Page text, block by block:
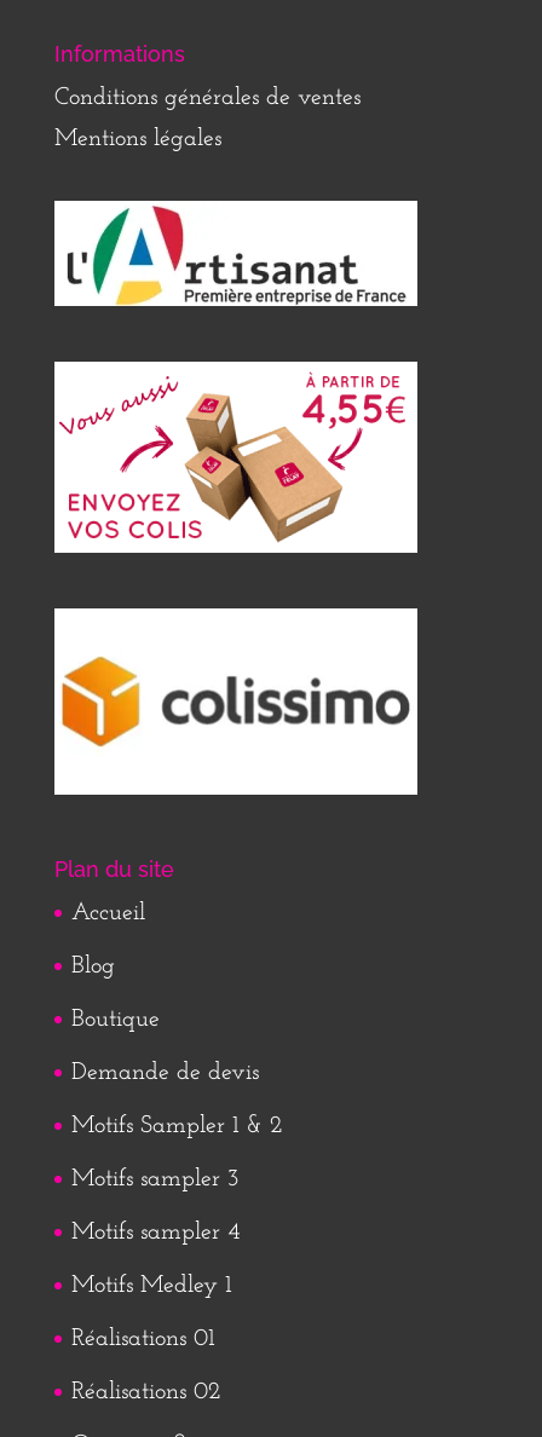
Informations
Conditions générales de ventes
Mentions légales
Plan du site
Accueil
Blog
Boutique
Demande de devis
Motifs Sampler 1 & 2
Motifs sampler 3
Motifs sampler 4
Motifs Medley 1
Réalisations 01
Réalisations 02